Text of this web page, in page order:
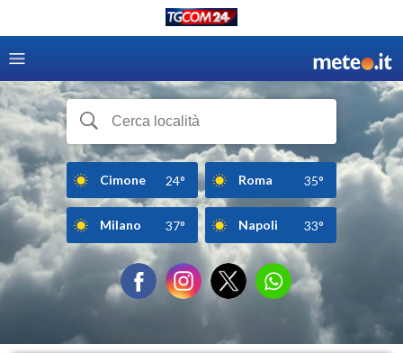
Cimone 24° Roma 35°
Milano 37° Napoli 33°